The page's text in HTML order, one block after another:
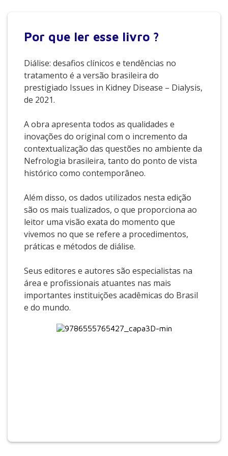
Por que ler esse livro ?
Diálise: desafios clínicos e tendências no
tratamento é a versão brasileira do
prestigiado Issues in Kidney Disease – Dialysis,
de 2021.
A obra apresenta todos as qualidades e
inovações do original com o incremento da
contextualização das questões no ambiente da
Nefrologia brasileira, tanto do ponto de vista
histórico como contemporâneo.
Além disso, os dados utilizados nesta edição
são os mais tualizados, o que proporciona ao
leitor uma visão exata do momento que
vivemos no que se refere a procedimentos,
práticas e métodos de diálise.
Seus editores e autores são especialistas na
área e profissionais atuantes nas mais
importantes instituições acadêmicas do Brasil
e do mundo.